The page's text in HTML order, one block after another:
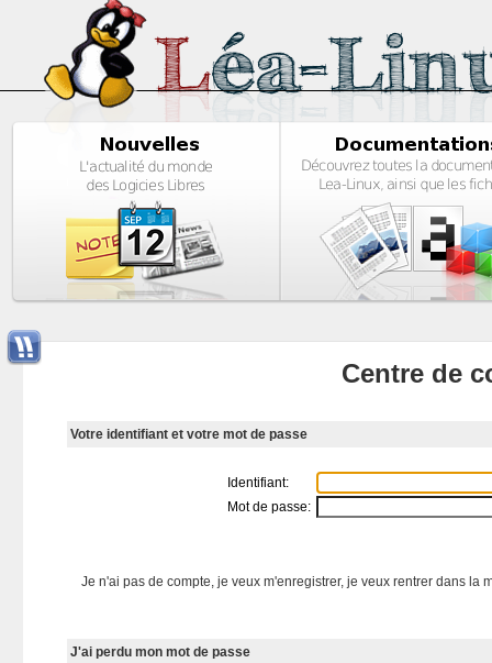
Centre de
Votre identifiant et votre mot de passe
Identifiant:
Mot de passe:
Je n'ai pas de compte, je veux m'enregistrer, je veux rentrer dans la
J'ai perdu mon mot de passe